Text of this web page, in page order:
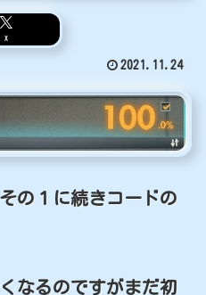
X
2021.11.24
の１に続きコードの
なるのですがまだ初